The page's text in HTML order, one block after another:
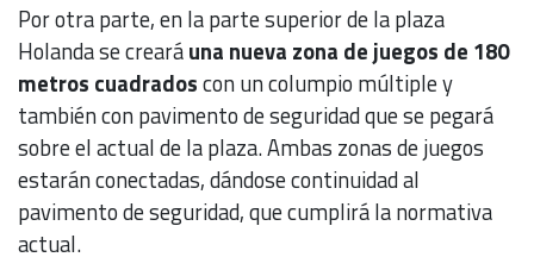
Por otra parte, en la parte superior de la plaza
Holanda se crearáuna nueva zona de juegos de 180
metros cuadradoscon un columpio múltiple y
también con pavimento de seguridad que se pegará
sobre el actual de la plaza. Ambas zonas de juegos
estarán conectadas, dándose continuidad al
pavimento de seguridad, que cumplirá la normativa
actual.